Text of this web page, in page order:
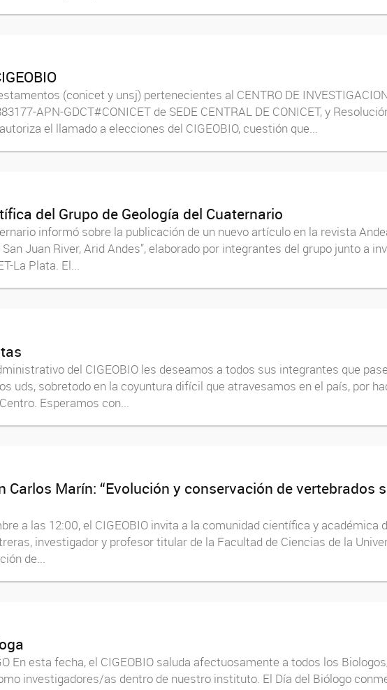
(conicet y unsj) pertenecientes al CENTRO DE
APN-GDCT#CONICET de SEDE CENTRAL DE CONICET, y
el llamado a elecciones del CIGEOBIO, cuestión que...
del Grupo de Geología del Cuaternario
informó sobre la publicación de un nuevo artículo en la revista
Juan River, Arid Andes”, elaborado por integrantes del grupo junto a
La Plata. El...
del CIGEOBIO les deseamos a todos sus integrantes que
uds, sobretodo en la coyuntura difícil que atravesamos en el país, por
Esperamos con...
Carlos Marín: “Evolución y conservación de vertebrados
a las 12:00, el CIGEOBIO invita a la comunidad científica y
investigador y profesor titular de la Facultad de Ciencias de la
de...
En esta fecha, el CIGEOBIO saluda afectuosamente a todos los
investigadores/as dentro de nuestro instituto. El Día del Biólogo